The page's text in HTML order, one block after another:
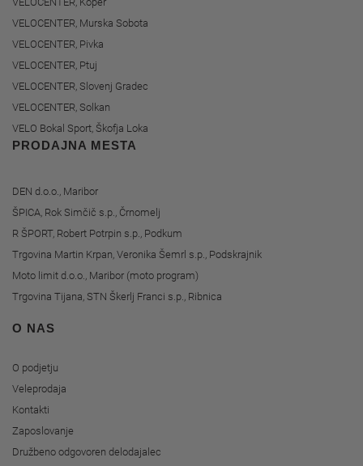
VELOCENTER, Murska Sobota
VELOCENTER, Pivka
VELOCENTER, Ptuj
VELOCENTER, Slovenj Gradec
VELOCENTER, Solkan
VELO Bokal Sport, Škofja Loka
PRODAJNA MESTA
DEN d.o.o., Maribor
ŠPICA, Rok Simčič s.p., Črnomelj
R ŠPORT, Robert Potrpin s.p., Podkum
Trgovina Martin Krpan, Veronika Šemrl s.p., Podskrajnik
Moto limit d.o.o., Maribor (moto program)
Trgovina Tijana, STN Škerlj Franci s.p., Ribnica
O NAS
O podjetju
Veleprodaja
Kontakti
Zaposlovanje
Družbeno odgovoren delodajalec